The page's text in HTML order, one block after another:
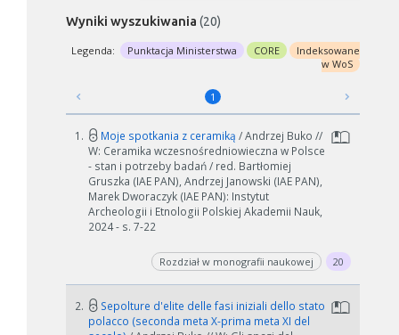
Wyniki wyszukiwania (20)
Legenda: Punktacja Ministerstwa CORE
Indeksowane
w WoS
1
1. Moje spotkania z ceramiką / Andrzej Buko //
W: Ceramika wczesnośredniowieczna w Polsce
- stan i potrzeby badań / red. Bartłomiej
Gruszka (IAE PAN), Andrzej Janowski (IAE PAN),
Marek Dworaczyk (IAE PAN): Instytut
Archeologii i Etnologii Polskiej Akademii Nauk,
2024 - s. 7-22
Rozdział w monografii naukowej 20
2.
Sepolture d'elite delle fasi iniziali dello stato
polacco (seconda meta X-prima meta XI del